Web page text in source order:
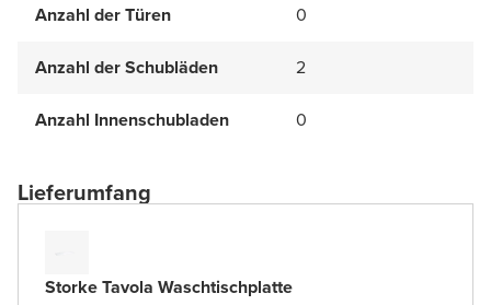
Anzahl der Türen 0
Anzahl der Schubläden 2
Anzahl Innenschubladen 0
Lieferumfang
Storke Tavola Waschtischplatte